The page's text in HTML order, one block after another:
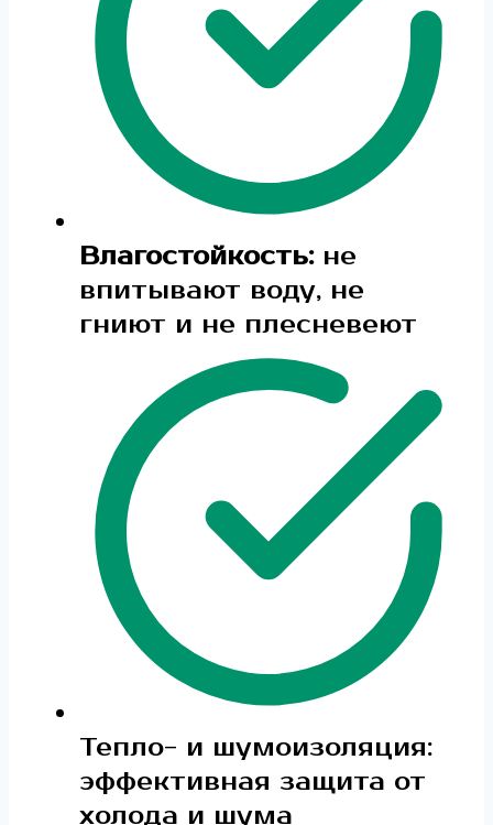
Влагостойкость:не
впитывают воду, не
гниют и не плесневеют
Тепло- и шумоизоляция:
эффективная защита от
холода и шума